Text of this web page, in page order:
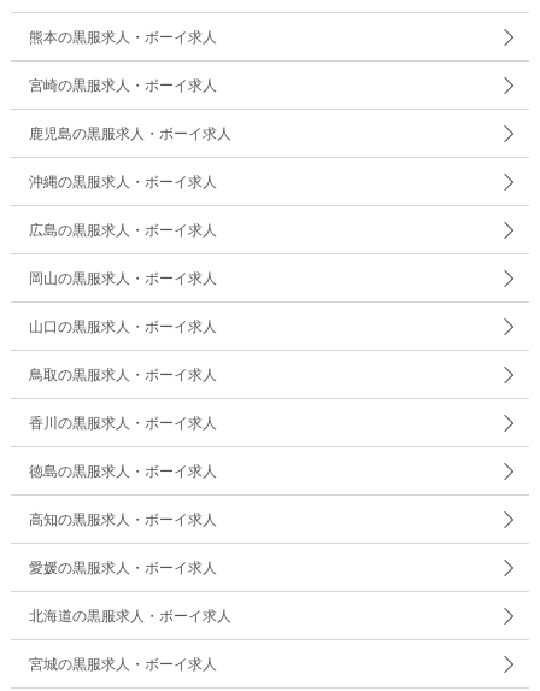
熊本の黒服求人・ボーイ求人
宮崎の黒服求人・ボーイ求人
鹿児島の黒服求人・ボーイ求人
沖縄の黒服求人・ボーイ求人
広島の黒服求人・ボーイ求人
岡山の黒服求人・ボーイ求人
山口の黒服求人・ボーイ求人
鳥取の黒服求人・ボーイ求人
香川の黒服求人・ボーイ求人
徳島の黒服求人・ボーイ求人
高知の黒服求人・ボーイ求人
愛媛の黒服求人・ボーイ求人
北海道の黒服求人・ボーイ求人
宮城の黒服求人・ボーイ求人